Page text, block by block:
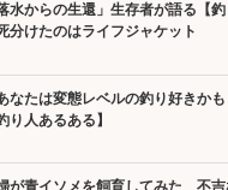
落水からの生還」生存者が語る【
分けたのはライフジャケット
あなたは変態レベルの釣り好きか
り人あるある】